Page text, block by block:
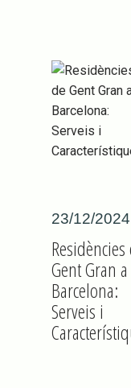
Gent Gran a
Barcelona:
Serveis i
23/12/2024